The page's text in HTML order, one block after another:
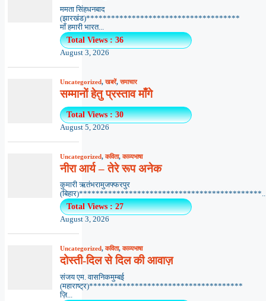
ममता सिंहधनबाद
(झारखंड)*************************************
माँ हमारी भारत...
Total Views : 36
August 3, 2026
Uncategorized,खबरें,समाचार
सम्मानों हेतु प्रस्ताव माँगे
Total Views : 30
August 5, 2026
Uncategorized,कविता,काव्यभाषा
नीरा आर्य – तेरे रूप अनेक
कुमारी ऋतंभरामुजफ्फरपुर
Total Views : 27
August 3, 2026
Uncategorized,कविता,काव्यभाषा
दोस्ती-दिल से दिल की आवाज़
संजय एम. वासनिकमुम्बई
(महाराष्ट्र)*************************************
ज़ि...